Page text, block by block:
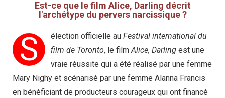
Est-ce que le film Alice, Darling décrit
l'archétype du pervers narcissique ?
S élection officielle au Festival international du
film de Toronto, le filmAlice, Darling est une
vraie réussite qui a été réalisé par une femme
Mary Nighy et scénarisé par une femme Alanna Francis
en bénéficiant de producteurs courageux qui ont financé